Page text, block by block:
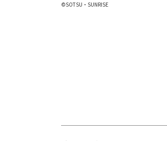
©SOTSU・SUNRISE